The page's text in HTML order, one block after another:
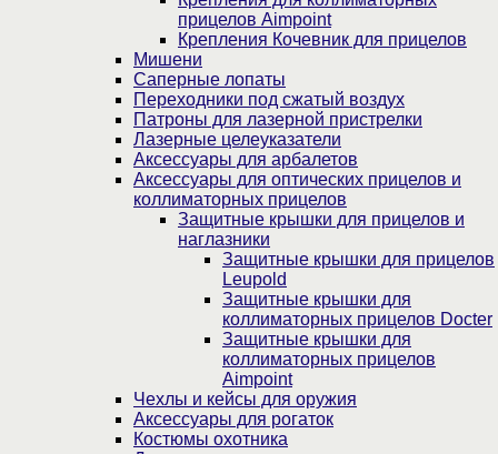
прицелов Aimpoint
Крепления Кочевник для прицелов
Мишени
Саперные лопаты
Переходники под сжатый воздух
Патроны для лазерной пристрелки
Лазерные целеуказатели
Аксессуары для арбалетов
Аксессуары для оптических прицелов и
коллиматорных прицелов
Защитные крышки для прицелов и
наглазники
Защитные крышки для прицелов
Leupold
Защитные крышки для
коллиматорных прицелов Docter
Защитные крышки для
коллиматорных прицелов
Aimpoint
Чехлы и кейсы для оружия
Аксессуары для рогаток
Костюмы охотника